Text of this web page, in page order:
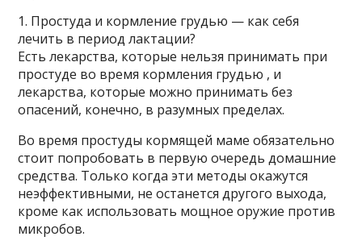
1. Простуда и кормление грудью — как себя
лечить в период лактации?
Есть лекарства, которые нельзя принимать при
простуде во время кормления грудью , и
лекарства, которые можно принимать без
опасений, конечно, в разумных пределах.
Во время простуды кормящей маме обязательно
стоит попробовать в первую очередь домашние
средства. Только когда эти методы окажутся
неэффективными, не останется другого выхода,
кроме как использовать мощное оружие против
микробов.